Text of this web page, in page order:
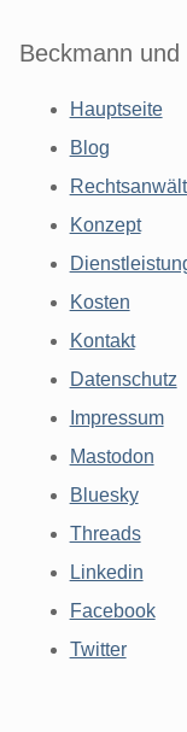
Beckmann
Hauptseite
Blog
Konzept
Kosten
Kontakt
Datenschutz
Impressum
Mastodon
Bluesky
Threads
Linkedin
Facebook
Twitter